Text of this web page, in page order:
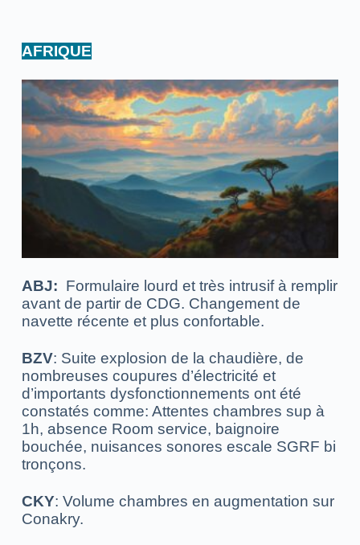
AFRIQUE
ABJ: Formulaire lourd et très intrusif à remplir
avant de partir de CDG. Changement de
navette récente et plus confortable.
BZV: Suite explosion de la chaudière, de
nombreuses coupures d’électricité et
d’importants dysfonctionnements ont été
constatés comme: Attentes chambres sup à
1h, absence Room service, baignoire
bouchée, nuisances sonores escale SGRF bi
tronçons.
CKY: Volume chambres en augmentation sur
Conakry.